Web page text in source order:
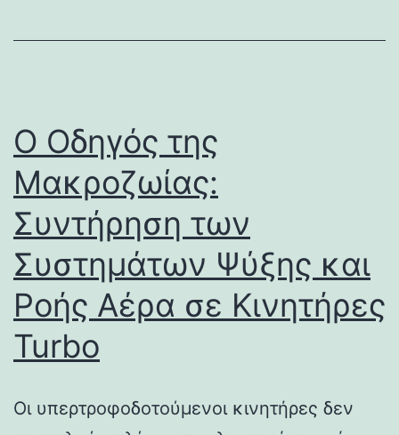
Ο Οδηγός της
Μακροζωίας:
Συντήρηση των
Συστημάτων Ψύξης και
Ροής Αέρα σε Κινητήρες
Turbo
Οι υπερτροφοδοτούμενοι κινητήρες δεν